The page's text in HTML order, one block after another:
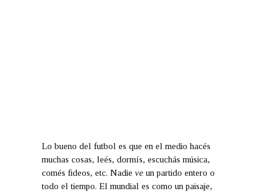
Lo bueno del futbol es que en el medio hacés
muchas cosas, leés, dormís, escuchás música,
comés fideos, etc. Nadie ve un partido entero o
todo el tiempo. El mundial es como un paisaje,